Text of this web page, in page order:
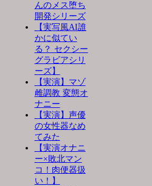
んのメス堕ち
開発シリーズ
【実写風AI誰
かに似てい
る？ セクシー
グラビアシリ
ーズ】
【実演】マゾ
雌調教 変態オ
ナニー
【実演】声優
の女性器なめ
てみた
【実演オナニ
ー×敗北マン
コ！肉便器扱
い！】